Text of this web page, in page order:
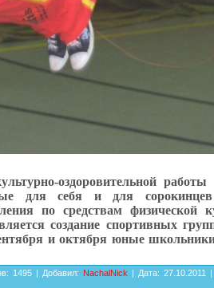
оздоровительной
для себя и для
по средствам физической
создание спортивных
и октября юные
1495 | Добавил: NachalNick | Дата: 27.10.2011
|